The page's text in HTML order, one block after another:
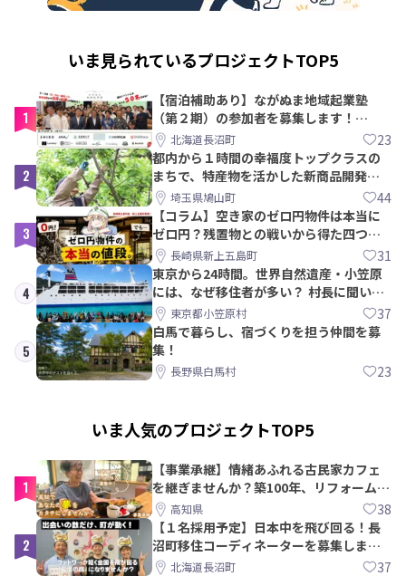
いま見られているプロジェクトTOP5
1
【宿泊補助あり】ながぬま地域起業塾
（第２期）の参加者を募集します！
【8/21〆】
北海道長沼町 23
2
都内から１時間の幸福度トップクラスの
まちで、特産物を活かした新商品開発＆
PRメンバー募集！
埼玉県鳩山町 44
3
【コラム】空き家のゼロ円物件は本当に
ゼロ円？残置物との戦いから得た四つの
教訓｜新上五島町
長崎県新上五島町 31
4
東京から24時間。世界自然遺産・小笠原
には、なぜ移住者が多い？ 村長に聞いて
みた東京都小笠原村 37
5
白馬で暮らし、宿づくりを担う仲間を募
集！
長野県白馬村 23
いま人気のプロジェクトTOP5
1
【事業承継】情緒あふれる古民家カフェ
を継ぎませんか？築100年、リフォームか
ら約10年！
高知県 38
2
【１名採用予定】日本中を飛び回る！長
沼町移住コーディネーターを募集しま
す！北海道長沼町 37